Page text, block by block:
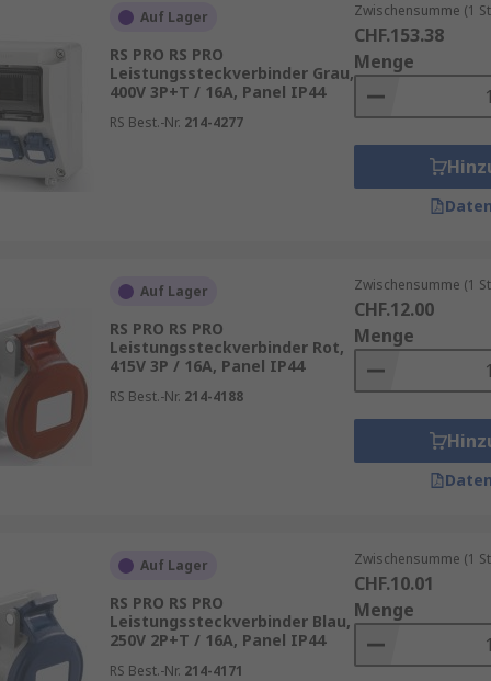
Sicherheit
unbeabsichtigtem Trennen
Umgebungen
erhältlich, um unterschiedliche Anforderungen in
Stecksysteme zum Einsatz, die speziell für bestimmte
Hochstromsteckverbindern.
Anwendungen
Fertigungsanlagen, Energieverteilungssysteme,
Verbindung erforderlich ist.
Auf Lager
RS PRO RS PRO
Leistungssteckverbinder Grau,
400V 3P+T / 16A, Panel IP44
RS Best.-Nr. 214-4277
Zwischensumme (1
CHF.153.38
Menge
Auf Lager
RS PRO RS PRO
Leistungssteckverbinder Rot,
415V 3P / 16A, Panel IP44
RS Best.-Nr. 214-4188
Zwischensumme (1
CHF.12.00
Menge
Auf Lager
RS PRO RS PRO
Leistungssteckverbinder Blau,
250V 2P+T / 16A, Panel IP44
RS Best.-Nr. 214-4171
Zwischensumme (1
CHF.10.01
Menge